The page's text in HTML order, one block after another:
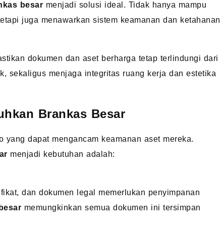
besar menjadi solusi ideal. Tidak hanya mampu
juga menawarkan sistem keamanan dan ketahanan
dokumen dan aset berharga tetap terlindungi dari
sekaligus menjaga integritas ruang kerja dan estetika
Brankas Besar
dapat mengancam keamanan aset mereka.
menjadi kebutuhan adalah:
dan dokumen legal memerlukan penyimpanan
memungkinkan semua dokumen ini tersimpan